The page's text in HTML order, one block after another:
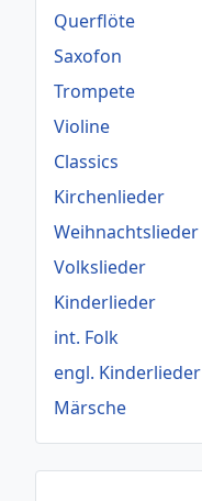
Querflöte
Saxofon
Trompete
Violine
Classics
Kirchenlieder
Weihnachtslieder
Volkslieder
Kinderlieder
int. Folk
engl. Kinderlieder
Märsche